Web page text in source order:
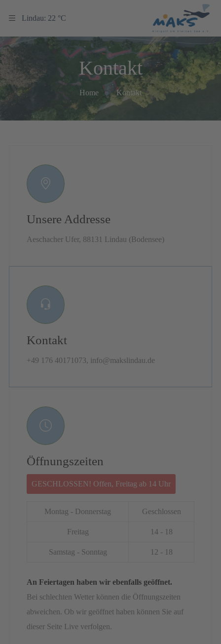
Lindau: 22 °C
Kontakt
Home Kontakt
Unsere Addresse
Aeschacher Ufer, 88131 Lindau (Bodensee)
Kontakt
+49 176 40171073, info@makslindau.de
Öffnungszeiten
GESCHLOSSEN! Offen, Freitag ab 14 Uhr
Montag - Donnerstag Geschlossen
Freitag 14 - 18
Samstag - Sonntag 12 - 18
An Feiertagen haben wir ebenfalls geöffnet.
Bei schlechten Wetter können die Öffnungszeiten
abweichen. Ob wir geöffnet haben können Sie auf
dieser Seite Live verfolgen.